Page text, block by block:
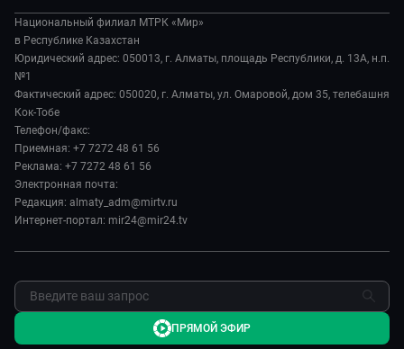
Происшествия
Наука и технологии
Здоровье и медицина
Спорт
Авто
Культура
Вместе выгодно
Евразия. Культурно
Евразия. Регионы
Наши иностранцы
Пять причин поехать в...
Сделано в Содружестве
История
Руководство
Лица мира
Пресса о нас
Карьера
Реклама
Обратная связь
Национальный филиал МТРК «Мир»
в Республике Казахстан
Юридический адрес: 050013, г. Алматы, площадь Республики, д. 13А, н.п.
№1
Фактический адрес: 050020, г. Алматы, ул. Омаровой, дом 35, телебашня
Кок-Тобе
Телефон/факс:
Приемная: +7 7272 48 61 56
Реклама: +7 7272 48 61 56
Электронная почта:
Редакция: almaty_adm@mirtv.ru
Интернет-портал: mir24@mir24.tv
ПРЯМОЙ ЭФИР